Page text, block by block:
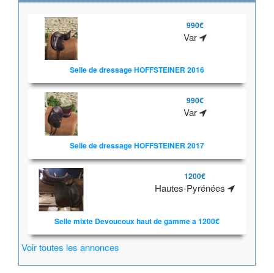
990€
Var
Selle de dressage HOFFSTEINER 2016
990€
Var
Selle de dressage HOFFSTEINER 2017
1200€
Hautes-Pyrénées
Selle mixte Devoucoux haut de gamme a 1200€
Voir toutes les annonces